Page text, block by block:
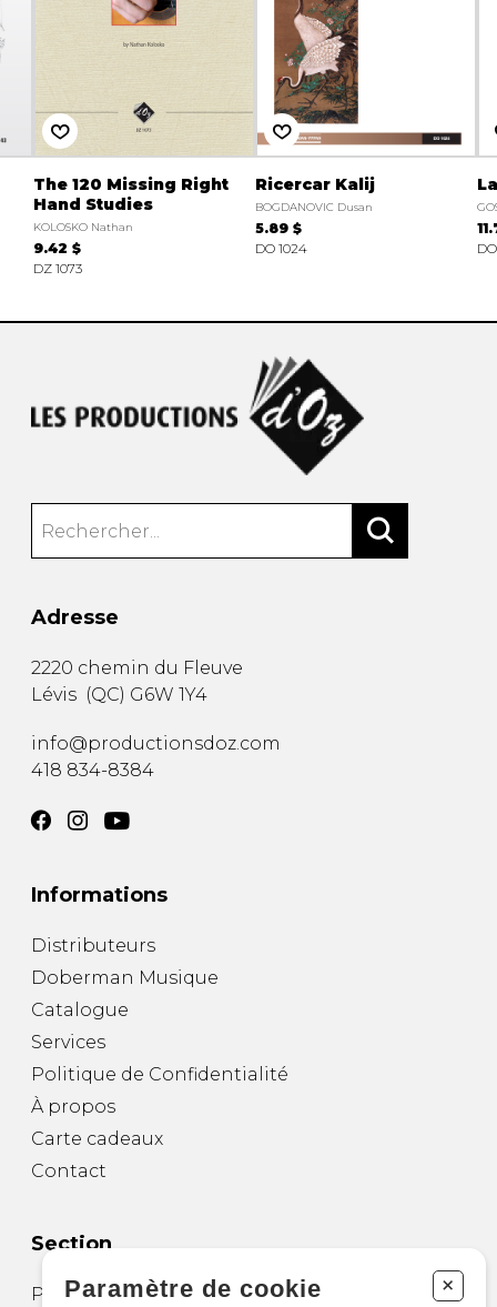
The 120 Missing Right
Hand Studies
KOLOSKO Nathan
9.42 $
DZ 1073
Ricercar Kalij
BOGDANOVIC Dusan
5.89 $
DO 1024
Adresse
2220 chemin du Fleuve
Lévis (QC) G6W 1Y4
info@productionsdoz.com
418 834-8384
Informations
Distributeurs
Doberman Musique
Catalogue
Services
Politique de Confidentialité
À propos
Carte cadeaux
Contact
Section
Partitions pour guitare
Paramètre de cookie +